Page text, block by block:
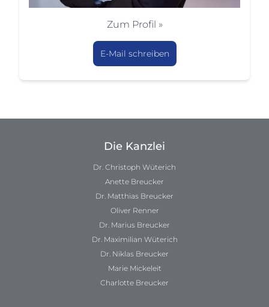
Zum Profil »
E-Mail schreiben
Die Kanzlei
Dr. Christoph Wüterich
Anette Breucker
Dr. Matthias Breucker
Oliver Renner
Dr. Marius Breucker
Dr. Maximilian Wüterich
Dr. Niklas Breucker
Marie Mickeleit
Charlotte Breucker